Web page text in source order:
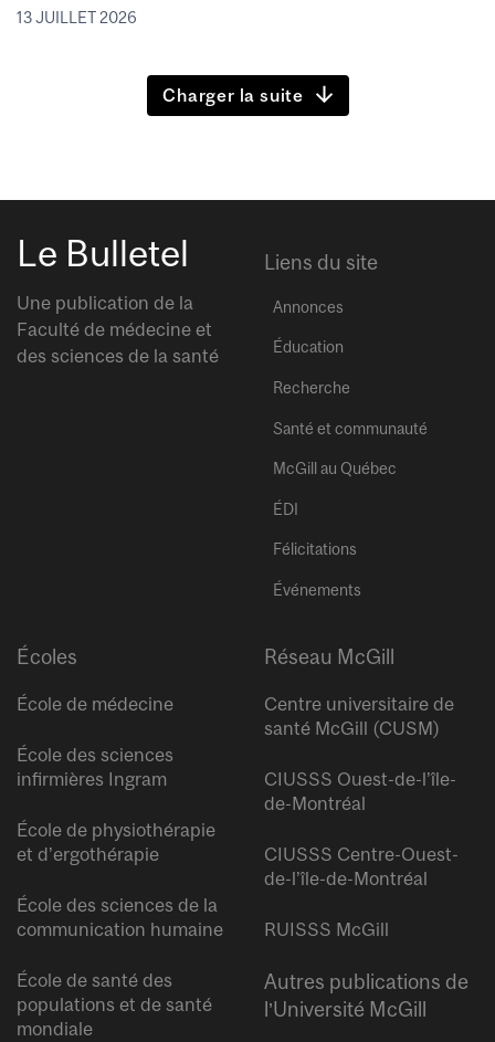
13 JUILLET 2026
Charger la suite
Le Bulletel
Une publication de la
Faculté de médecine et
des sciences de la santé
Liens du site
Annonces
Éducation
Recherche
Santé et communauté
McGill au Québec
ÉDI
Félicitations
Événements
Écoles
École de médecine
École des sciences
infirmières Ingram
École de physiothérapie
et d’ergothérapie
École des sciences de la
communication humaine
École de santé des
populations et de santé
mondiale
Réseau McGill
Centre universitaire de
santé McGill (CUSM)
CIUSSS Ouest-de-l’île-
de-Montréal
CIUSSS Centre-Ouest-
de-l’île-de-Montréal
RUISSS McGill
Autres publications de
l’Université McGill